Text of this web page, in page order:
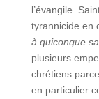
l’évangile.
tyrannicide en
à quiconque
plusieurs
chrétiens
en particulier